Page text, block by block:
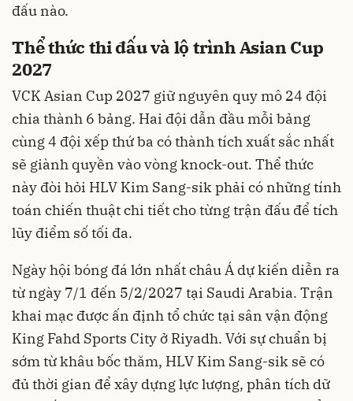
đấu nào.
Thể thức thi đấu và lộ trình Asian Cup
2027
VCK Asian Cup 2027 giữ nguyên quy mô 24 đội
chia thành 6 bảng. Hai đội dẫn đầu mỗi bảng
cùng 4 đội xếp thứ ba có thành tích xuất sắc nhất
sẽ giành quyền vào vòng knock-out. Thể thức
này đòi hỏi HLV Kim Sang-sik phải có những tính
toán chiến thuật chi tiết cho từng trận đấu để tích
lũy điểm số tối đa.
Ngày hội bóng đá lớn nhất châu Á dự kiến diễn ra
từ ngày 7/1 đến 5/2/2027 tại Saudi Arabia. Trận
khai mạc được ấn định tổ chức tại sân vận động
King Fahd Sports City ở Riyadh. Với sự chuẩn bị
sớm từ khâu bốc thăm, HLV Kim Sang-sik sẽ có
đủ thời gian để xây dựng lực lượng, phân tích dữ